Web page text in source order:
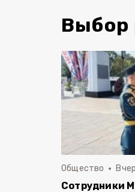
Выбор
Общество
Сотрудники